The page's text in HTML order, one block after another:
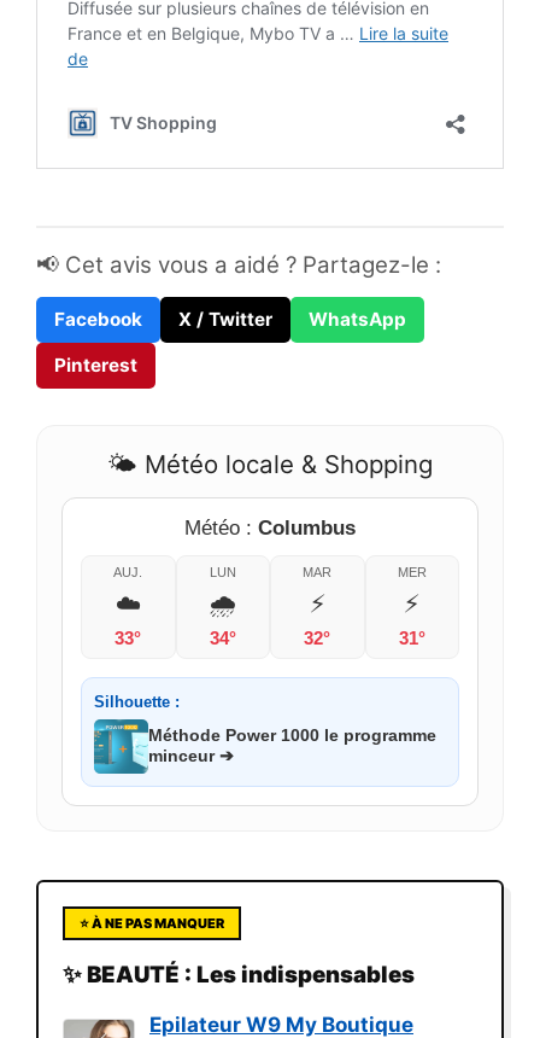
📢 Cet avis vous a aidé ? Partagez-le :
Facebook X / Twitter
WhatsApp
Pinterest
🌤️ Météo locale & Shopping
Météo : Columbus
AUJ.
☁️
33°
LUN
🌧️
34°
MAR
⚡
32°
MER
⚡
31°
Silhouette :
Méthode Power 1000 le programme
minceur ➔
⭐ À NE PAS MANQUER
✨ BEAUTÉ : Les indispensables
Epilateur W9 My Boutique